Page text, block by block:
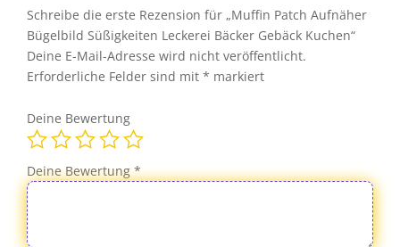
Bäcker
Gebäck
Kuchen
Menge
Schreibe die erste Rezension für „Muffin Patch Aufnäher
Bügelbild Süßigkeiten Leckerei Bäcker Gebäck Kuchen“
Deine E-Mail-Adresse wird nicht veröffentlicht.
Erforderliche Felder sind mit* markiert
Deine Bewertung
Deine Bewertung*